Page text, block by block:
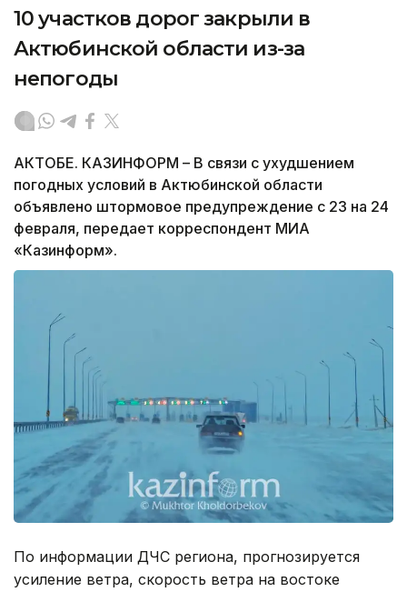
10 участков дорог закрыли в
Актюбинской области из-за
непогоды
АКТОБЕ. КАЗИНФОРМ – В связи с ухудшением
погодных условий в Актюбинской области
объявлено штормовое предупреждение с 23 на 24
февраля, передает корреспондент МИА
«Казинформ».
По информации ДЧС региона, прогнозируется
усиление ветра, скорость ветра на востоке